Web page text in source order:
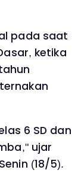
pada saat
ketika
6 SD dan
ujar
(18/5).